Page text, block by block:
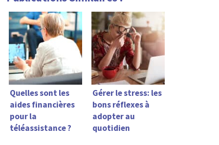
Quelles sont les
aides financières
pour la
téléassistance ?
Gérer le stress: les
bons réflexes à
adopter au
quotidien